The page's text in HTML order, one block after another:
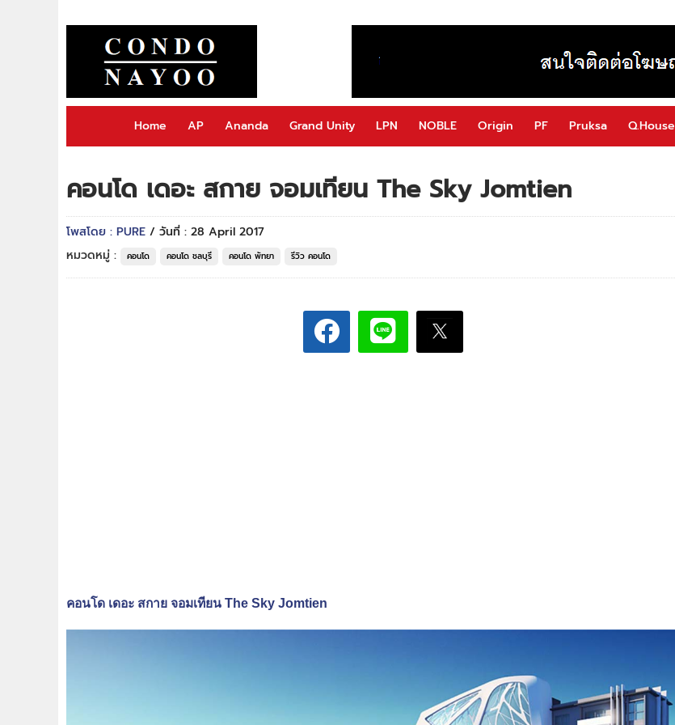
Home AP Ananda Grand Unity LPN NOBLE Origin PF Pruksa Q.House
คอนโด เดอะ สกาย จอมเทียน The Sky Jomtien
โพสโดย : PURE / วันที่ : 28 April 2017
หมวดหมู่ :
คอนโด คอนโด ชลบุรี คอนโด พัทยา รีวิว คอนโด
คอนโด เดอะ สกาย จอมเทียน The Sky Jomtien